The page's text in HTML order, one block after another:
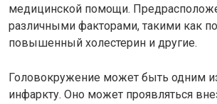
медицинской помощи.
различными факторами, такими как
повышенный холестерин и другие.
Головокружение может быть одним
инфаркту. Оно может проявляться